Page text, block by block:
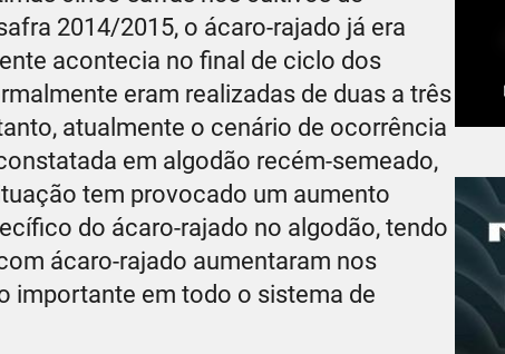
2014/2015, o ácaro-rajado já era
acontecia no final de ciclo dos
eram realizadas de duas a três
atualmente o cenário de ocorrência
em algodão recém-semeado,
tem provocado um aumento
do ácaro-rajado no algodão, tendo
ácaro-rajado aumentaram nos
importante em todo o sistema de